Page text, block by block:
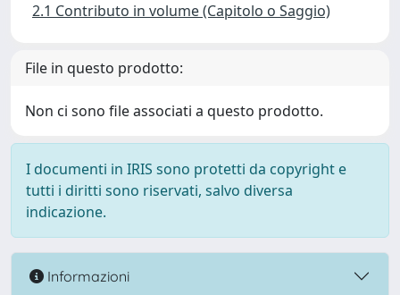
2.1 Contributo in volume (Capitolo o Saggio)
File in questo prodotto:
Non ci sono file associati a questo prodotto.
I documenti in IRIS sono protetti da copyright e
tutti i diritti sono riservati, salvo diversa
indicazione.
Informazioni